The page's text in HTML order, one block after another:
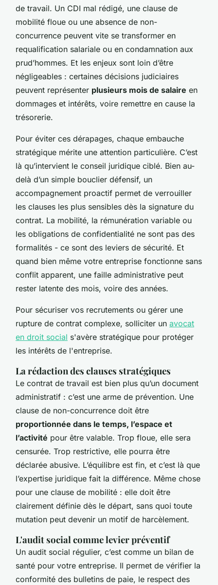
de travail. Un CDI mal rédigé, une clause de
mobilité floue ou une absence de non-
concurrence peuvent vite se transformer en
requalification salariale ou en condamnation aux
prud’hommes. Et les enjeux sont loin d’être
négligeables : certaines décisions judiciaires
peuvent représenter plusieurs mois de salaire en
dommages et intérêts, voire remettre en cause la
trésorerie.
Pour éviter ces dérapages, chaque embauche
stratégique mérite une attention particulière. C’est
là qu’intervient le conseil juridique ciblé. Bien au-
delà d’un simple bouclier défensif, un
accompagnement proactif permet de verrouiller
les clauses les plus sensibles dès la signature du
contrat. La mobilité, la rémunération variable ou
les obligations de confidentialité ne sont pas des
formalités - ce sont des leviers de sécurité. Et
quand bien même votre entreprise fonctionne sans
conflit apparent, une faille administrative peut
rester latente des mois, voire des années.
Pour sécuriser vos recrutements ou gérer une
rupture de contrat complexe, solliciter un avocat
en droit social s'avère stratégique pour protéger
les intérêts de l'entreprise.
La rédaction des clauses stratégiques
Le contrat de travail est bien plus qu’un document
administratif : c’est une arme de prévention. Une
clause de non-concurrence doit être
proportionnée dans le temps, l’espace et
l’activité pour être valable. Trop floue, elle sera
censurée. Trop restrictive, elle pourra être
déclarée abusive. L’équilibre est fin, et c’est là que
l’expertise juridique fait la différence. Même chose
pour une clause de mobilité : elle doit être
clairement définie dès le départ, sans quoi toute
mutation peut devenir un motif de harcèlement.
L'audit social comme levier préventif
Un audit social régulier, c’est comme un bilan de
santé pour votre entreprise. Il permet de vérifier la
conformité des bulletins de paie, le respect des